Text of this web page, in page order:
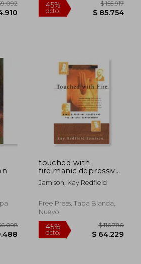
45%
dcto.
Olvidar; Aunque
Quieras
touched with
fire,manic depressive
illness and the artistic
temperament (en
Jamison, Kay Redfield
Free Press, Tapa Blanda,
Nuevo